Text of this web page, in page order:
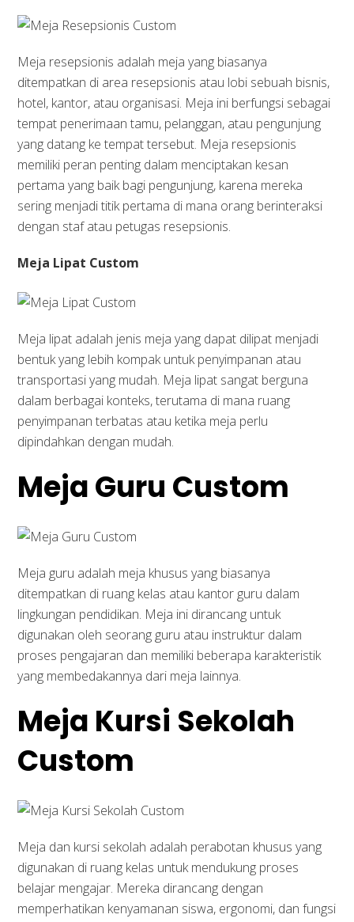
Meja resepsionis adalah meja yang biasanya
ditempatkan di area resepsionis atau lobi sebuah bisnis,
hotel, kantor, atau organisasi. Meja ini berfungsi sebagai
tempat penerimaan tamu, pelanggan, atau pengunjung
yang datang ke tempat tersebut. Meja resepsionis
memiliki peran penting dalam menciptakan kesan
pertama yang baik bagi pengunjung, karena mereka
sering menjadi titik pertama di mana orang berinteraksi
dengan staf atau petugas resepsionis.
Meja Lipat Custom
Meja lipat adalah jenis meja yang dapat dilipat menjadi
bentuk yang lebih kompak untuk penyimpanan atau
transportasi yang mudah. Meja lipat sangat berguna
dalam berbagai konteks, terutama di mana ruang
penyimpanan terbatas atau ketika meja perlu
dipindahkan dengan mudah.
Meja Guru Custom
Meja guru adalah meja khusus yang biasanya
ditempatkan di ruang kelas atau kantor guru dalam
lingkungan pendidikan. Meja ini dirancang untuk
digunakan oleh seorang guru atau instruktur dalam
proses pengajaran dan memiliki beberapa karakteristik
yang membedakannya dari meja lainnya.
Meja Kursi Sekolah
Custom
Meja dan kursi sekolah adalah perabotan khusus yang
digunakan di ruang kelas untuk mendukung proses
belajar mengajar. Mereka dirancang dengan
memperhatikan kenyamanan siswa, ergonomi, dan fungsi